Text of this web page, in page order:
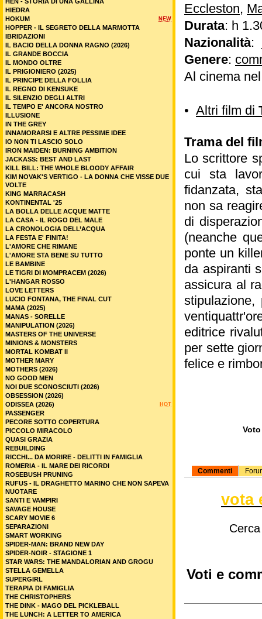
Eccleston,
Durata: h
Nazionalità:
Genere:
Al cinema
• Altri film di
Trama del
Lo scrittore
cui sta
fidanzata,
non sa
di
(neanche
ponte un
da aspiranti
assicura al
stipulazione,
editrice
per sette
felice e
Commenti
vota
Voti e
HIEDRA
NEW
HOKUM
HOPPER - IL SEGRETO DELLA MARMOTTA
IBRIDAZIONI
IL BACIO DELLA DONNA RAGNO (2026)
IL GRANDE BOCCIA
IL MONDO OLTRE
IL PRIGIONIERO (2025)
IL PRINCIPE DELLA FOLLIA
IL REGNO DI KENSUKE
IL SILENZIO DEGLI ALTRI
IL TEMPO E' ANCORA NOSTRO
ILLUSIONE
IN THE GREY
INNAMORARSI E ALTRE PESSIME IDEE
IO NON TI LASCIO SOLO
IRON MAIDEN: BURNING AMBITION
JACKASS: BEST AND LAST
KILL BILL: THE WHOLE BLOODY AFFAIR
KIM NOVAK'S VERTIGO - LA DONNA CHE VISSE DUE
VOLTE
KING MARRACASH
KONTINENTAL '25
LA BOLLA DELLE ACQUE MATTE
LA CASA - IL ROGO DEL MALE
LA CRONOLOGIA DELL’ACQUA
LA FESTA E' FINITA!
L'AMORE CHE RIMANE
L'AMORE STA BENE SU TUTTO
LE BAMBINE
LE TIGRI DI MOMPRACEM (2026)
L'HANGAR ROSSO
LOVE LETTERS
LUCIO FONTANA, THE FINAL CUT
MAMA (2025)
MANAS - SORELLE
MANIPULATION (2026)
MASTERS OF THE UNIVERSE
MINIONS & MONSTERS
MORTAL KOMBAT II
MOTHER MARY
MOTHERS (2026)
NO GOOD MEN
NOI DUE SCONOSCIUTI (2026)
OBSESSION (2026)
HOT
ODISSEA (2026)
PASSENGER
PECORE SOTTO COPERTURA
PICCOLO MIRACOLO
QUASI GRAZIA
REBUILDING
RICCHI... DA MORIRE - DELITTI IN FAMIGLIA
ROMERIA - IL MARE DEI RICORDI
ROSEBUSH PRUNING
RUFUS - IL DRAGHETTO MARINO CHE NON SAPEVA
NUOTARE
SANTI E VAMPIRI
SAVAGE HOUSE
SCARY MOVIE 6
SEPARAZIONI
SMART WORKING
SPIDER-MAN: BRAND NEW DAY
SPIDER-NOIR - STAGIONE 1
STAR WARS: THE MANDALORIAN AND GROGU
STELLA GEMELLA
SUPERGIRL
TERAPIA DI FAMIGLIA
THE CHRISTOPHERS
THE DINK - MAGO DEL PICKLEBALL
THE LUNCH: A LETTER TO AMERICA